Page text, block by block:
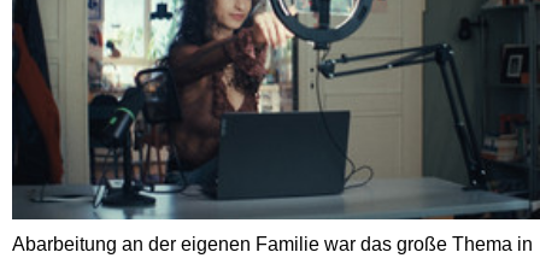
Abarbeitung an der eigenen Familie war das große Thema in